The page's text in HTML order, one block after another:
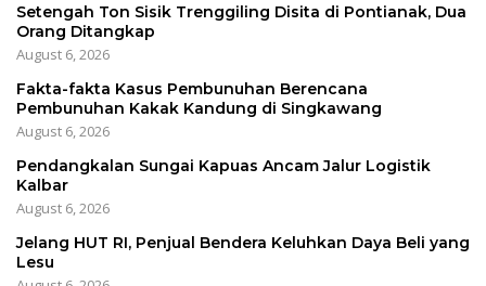
Setengah Ton Sisik Trenggiling Disita di Pontianak, Dua
Orang Ditangkap
August 6, 2026
Fakta-fakta Kasus Pembunuhan Berencana
Pembunuhan Kakak Kandung di Singkawang
August 6, 2026
Pendangkalan Sungai Kapuas Ancam Jalur Logistik
Kalbar
August 6, 2026
Jelang HUT RI, Penjual Bendera Keluhkan Daya Beli yang
Lesu